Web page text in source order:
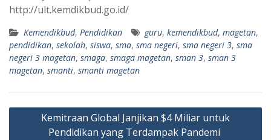
http://ult.kemdikbud.go.id/
Kemendikbud, Pendidikan guru, kemendikbud, magetan,
pendidikan, sekolah, siswa, sma, sma negeri, sma negeri 3, sma
negeri 3 magetan, smaga, smaga magetan, sman 3, sman 3
magetan, smanti, smanti magetan
Navigasi
Kemitraan Global Janjikan $4 Miliar untuk
Pendidikan yang Terdampak Pandemi